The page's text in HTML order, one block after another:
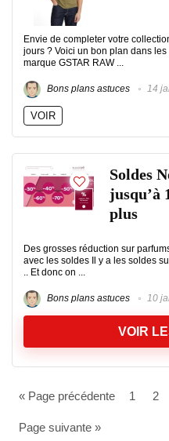
Envie de completer votre
jours ? Voici un bon plan dans
marque GSTAR RAW ...
Bons plans astuces 14
VOIR
Soldes
jusqu’à
plus
Des grosses réduction sur
avec les soldes Il y a les soldes
.. Et donc on ...
Bons plans astuces 10
VOIR
« Page précédente 1 2
Page suivante »